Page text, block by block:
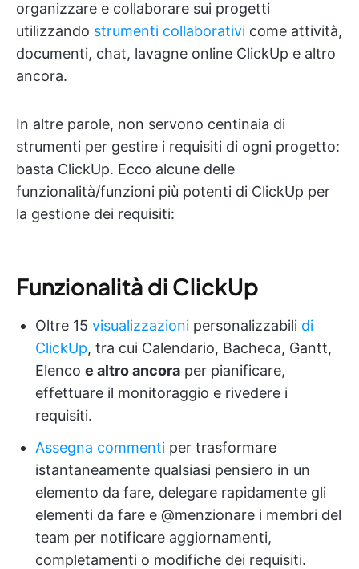
organizzare e collaborare sui progetti
utilizzando strumenti collaborativi come attività,
documenti, chat, lavagne online ClickUp e altro
ancora.
In altre parole, non servono centinaia di
strumenti per gestire i requisiti di ogni progetto:
basta ClickUp. Ecco alcune delle
funzionalità/funzioni più potenti di ClickUp per
la gestione dei requisiti:
Funzionalità di ClickUp
Oltre 15 visualizzazioni personalizzabili di
ClickUp, tra cui Calendario, Bacheca, Gantt,
Elenco e altro ancora per pianificare,
effettuare il monitoraggio e rivedere i
requisiti.
Assegna commenti per trasformare
istantaneamente qualsiasi pensiero in un
elemento da fare, delegare rapidamente gli
elementi da fare e @menzionare i membri del
team per notificare aggiornamenti,
completamenti o modifiche dei requisiti.